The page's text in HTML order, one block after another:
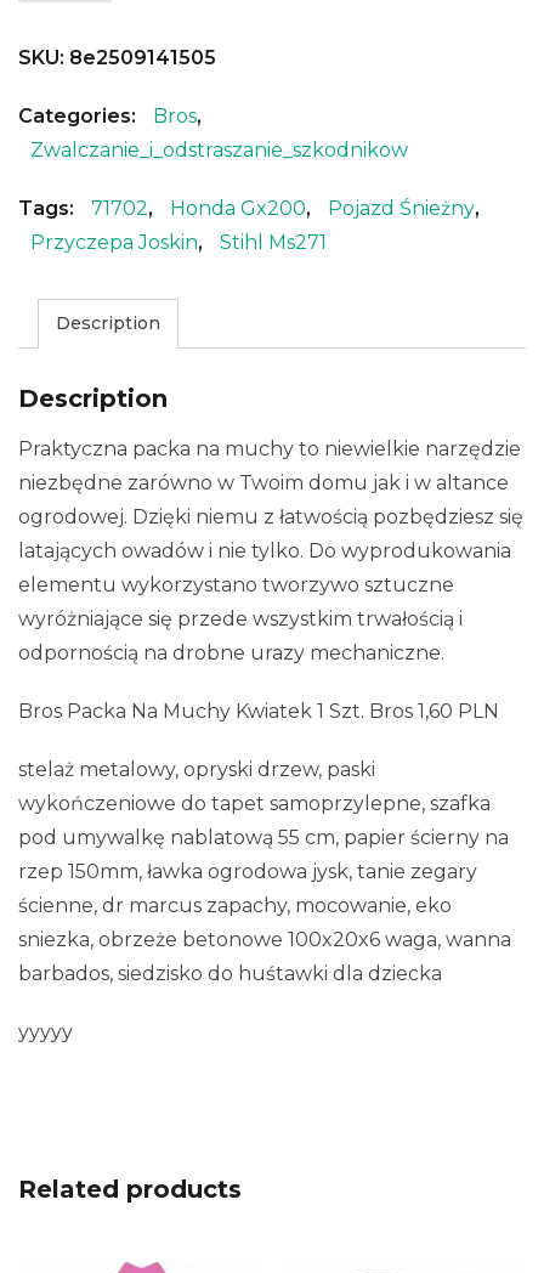
SKU: 8e2509141505
Categories: Bros,
Zwalczanie_i_odstraszanie_szkodnikow
Tags: 71702, Honda Gx200, Pojazd Śnieżny,
Przyczepa Joskin, Stihl Ms271
Description
Description
Praktyczna packa na muchy to niewielkie narzędzie
niezbędne zarówno w Twoim domu jak i w altance
ogrodowej. Dzięki niemu z łatwością pozbędziesz się
latających owadów i nie tylko. Do wyprodukowania
elementu wykorzystano tworzywo sztuczne
wyróżniające się przede wszystkim trwałością i
odpornością na drobne urazy mechaniczne.
Bros Packa Na Muchy Kwiatek 1 Szt. Bros 1,60 PLN
stelaż metalowy, opryski drzew, paski
wykończeniowe do tapet samoprzylepne, szafka
pod umywalkę nablatową 55 cm, papier ścierny na
rzep 150mm, ławka ogrodowa jysk, tanie zegary
ścienne, dr marcus zapachy, mocowanie, eko
sniezka, obrzeże betonowe 100x20x6 waga, wanna
barbados, siedzisko do huśtawki dla dziecka
yyyyy
Related products